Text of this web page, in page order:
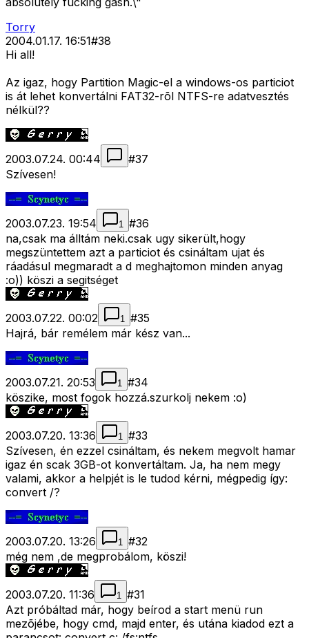
Torry
2004.01.17. 16:51#38
Hi all!
Az igaz, hogy Partition Magic-el a windows-os particiot
is át lehet konvertálni FAT32-rõl NTFS-re adatvesztés
nélkül??
2003.07.24. 00:44 #37
Szívesen!
2003.07.23. 19:54 1 #36
na,csak ma álltám neki.csak ugy sikerült,hogy
megszüntettem azt a particiot és csináltam ujat és
ráadásul megmaradt a d meghajtomon minden anyag
:o)) köszi a segitséget
2003.07.22. 00:02 1 #35
Hajrá, bár remélem már kész van...
2003.07.21. 20:53 1 #34
köszike, most fogok hozzá.szurkolj nekem :o)
2003.07.20. 13:36 1 #33
Szívesen, én ezzel csináltam, és nekem megvolt hamar
igaz én scak 3GB-ot konvertáltam. Ja, ha nem megy
valami, akkor a helpjét is le tudod kérni, mégpedig így:
convert /?
2003.07.20. 13:26 1 #32
még nem ,de megprobálom, köszi!
2003.07.20. 11:36 1 #31
Azt próbáltad már, hogy beírod a start menü run
mezõjébe, hogy cmd, majd enter, és utána kiadod ezt a